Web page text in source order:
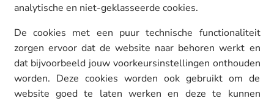
analytische en niet-geklasseerde cookies.
De cookies met een puur technische functionaliteit
zorgen ervoor dat de website naar behoren werkt en
dat bijvoorbeeld jouw voorkeursinstellingen onthouden
worden. Deze cookies worden ook gebruikt om de
website goed te laten werken en deze te kunnen